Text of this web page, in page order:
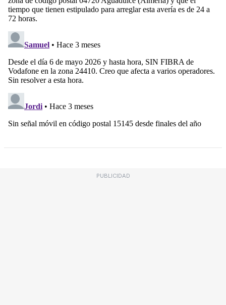
PUBLICIDAD